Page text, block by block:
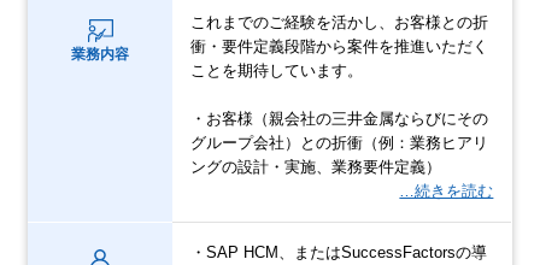
業務内容
これまでのご経験を活かし、お客様との折
衝・要件定義段階から案件を推進いただく
ことを期待しています。
・お客様（親会社の三井金属ならびにその
グループ会社）との折衝（例：業務ヒアリ
ングの設計・実施、業務要件定義）
…続きを読む
・SAP HCM、またはSuccessFactorsの導